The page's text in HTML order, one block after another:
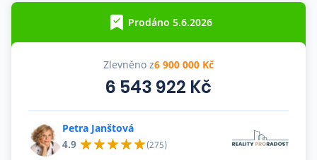
Blog
Prodáno 5.6.2026
Zlevněno z6 900 000 Kč
6 543 922 Kč
Petra Janštová
4.9
(275)